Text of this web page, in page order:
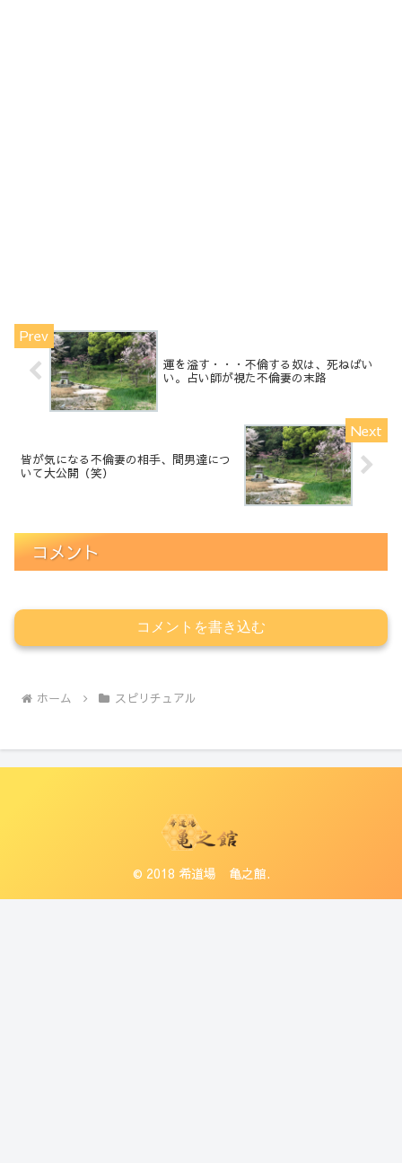
運を溢す・・・不倫する奴は、死ねばい
い。占い師が視た不倫妻の末路
皆が気になる不倫妻の相手、間男達につ
いて大公開（笑）
コメント
コメントを書き込む
ホーム スピリチュアル
© 2018 希道場 亀之館.